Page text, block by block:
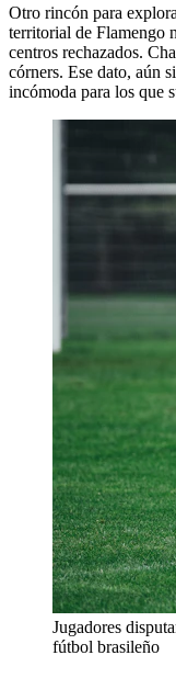
Otro rincón para
territorial de Flamengo
centros rechazados.
córners. Ese dato, aún
incómoda para los que
Jugadores
fútbol brasileño